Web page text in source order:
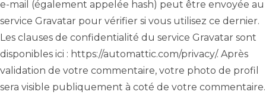
e-mail (également appelée hash) peut être envoyée au
service Gravatar pour vérifier si vous utilisez ce dernier.
Les clauses de confidentialité du service Gravatar sont
disponibles ici : https://automattic.com/privacy/. Après
validation de votre commentaire, votre photo de profil
sera visible publiquement à coté de votre commentaire.